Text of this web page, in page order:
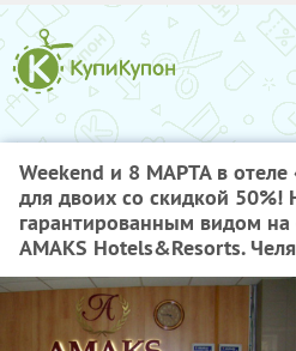
Weekend и 8 МАРТА в отеле
для двоих со скидкой 50%!
гарантированным видом на
AMAKS Hotels&Resorts.